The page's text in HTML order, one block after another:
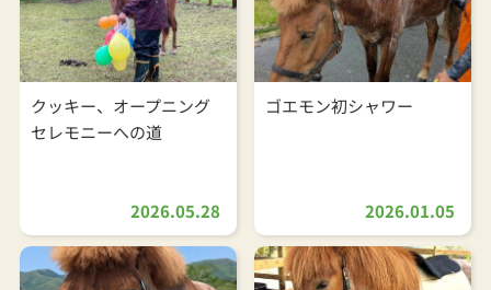
クッキー、オープニング
セレモニーへの道
2026.05.28
ゴエモン初シャワー
2026.01.05